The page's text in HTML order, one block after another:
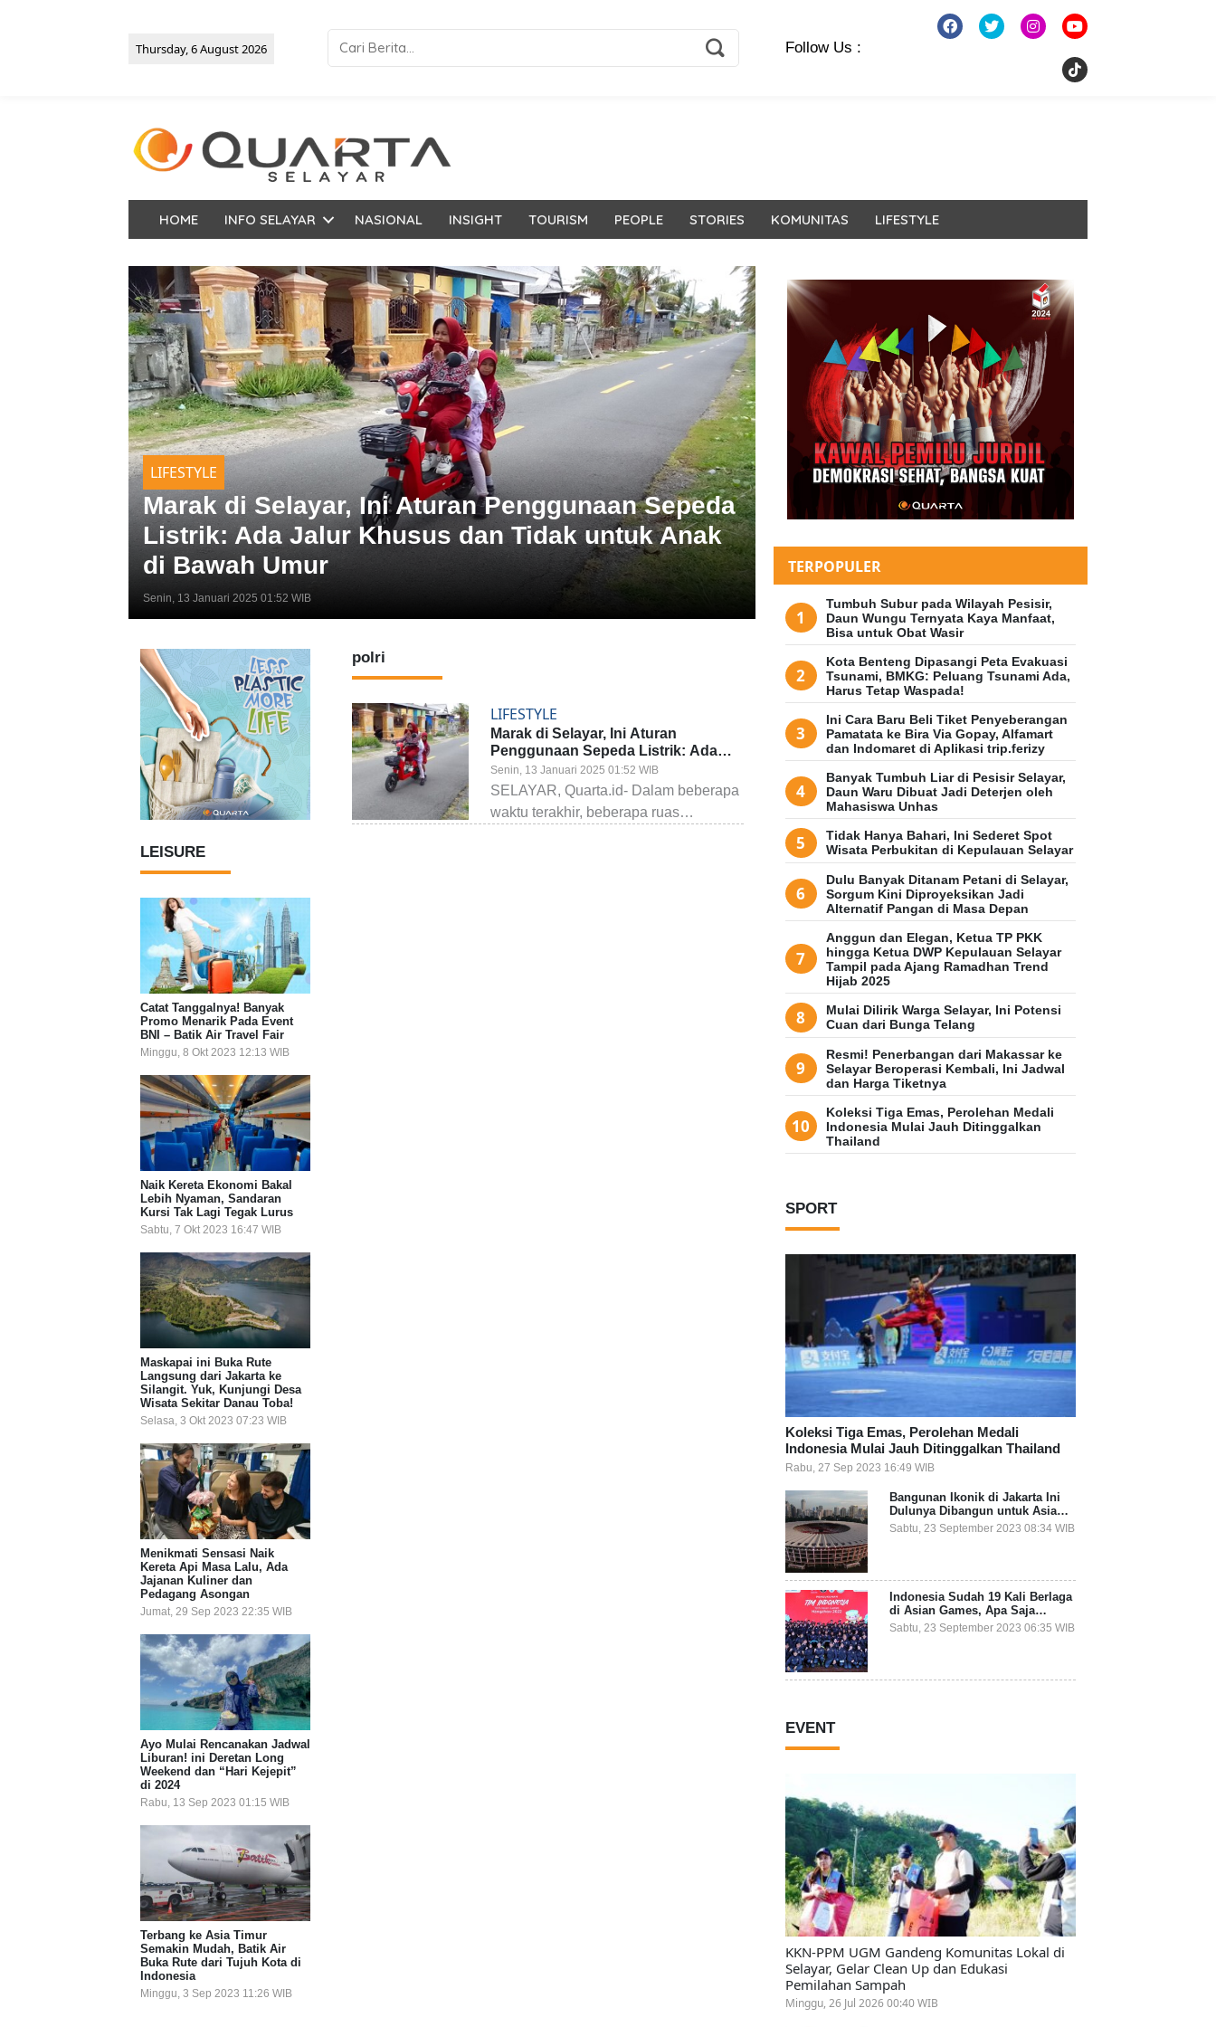
Thursday, 6 August 2026 Follow Us :
HOME INFO SELAYAR NASIONAL INSIGHT TOURISM PEOPLE STORIES KOMUNITAS LIFESTYLE
LIFESTYLE
Marak di Selayar, Ini Aturan Penggunaan Sepeda
Listrik: Ada Jalur Khusus dan Tidak untuk Anak
di Bawah Umur
Senin, 13 Januari 2025 01:52 WIB
LEISURE
Catat Tanggalnya! Banyak
Promo Menarik Pada Event
BNI – Batik Air Travel Fair
Minggu, 8 Okt 2023 12:13 WIB
Naik Kereta Ekonomi Bakal
Lebih Nyaman, Sandaran
Kursi Tak Lagi Tegak Lurus
Sabtu, 7 Okt 2023 16:47 WIB
Maskapai ini Buka Rute
Langsung dari Jakarta ke
Silangit. Yuk, Kunjungi Desa
Wisata Sekitar Danau Toba!
Selasa, 3 Okt 2023 07:23 WIB
Menikmati Sensasi Naik
Kereta Api Masa Lalu, Ada
Jajanan Kuliner dan
Pedagang Asongan
Jumat, 29 Sep 2023 22:35 WIB
Ayo Mulai Rencanakan Jadwal
Liburan! ini Deretan Long
Weekend dan “Hari Kejepit”
di 2024
Rabu, 13 Sep 2023 01:15 WIB
Terbang ke Asia Timur
Semakin Mudah, Batik Air
Buka Rute dari Tujuh Kota di
Indonesia
Minggu, 3 Sep 2023 11:26 WIB
polri
LIFESTYLE
Marak di Selayar, Ini Aturan
Penggunaan Sepeda Listrik: Ada
Jalur Khusus dan Tidak untuk Anak
di Bawah Umur
Senin, 13 Januari 2025 01:52 WIB
SELAYAR, Quarta.id- Dalam beberapa
waktu terakhir, beberapa ruas…
TERPOPULER
Tumbuh Subur pada Wilayah Pesisir,
Daun Wungu Ternyata Kaya Manfaat,
Bisa untuk Obat Wasir
Kota Benteng Dipasangi Peta Evakuasi
Tsunami, BMKG: Peluang Tsunami Ada,
Harus Tetap Waspada!
Ini Cara Baru Beli Tiket Penyeberangan
Pamatata ke Bira Via Gopay, Alfamart
dan Indomaret di Aplikasi trip.ferizy
Banyak Tumbuh Liar di Pesisir Selayar,
Daun Waru Dibuat Jadi Deterjen oleh
Mahasiswa Unhas
Tidak Hanya Bahari, Ini Sederet Spot
Wisata Perbukitan di Kepulauan Selayar
Dulu Banyak Ditanam Petani di Selayar,
Sorgum Kini Diproyeksikan Jadi
Alternatif Pangan di Masa Depan
Anggun dan Elegan, Ketua TP PKK
hingga Ketua DWP Kepulauan Selayar
Tampil pada Ajang Ramadhan Trend
Hijab 2025
Mulai Dilirik Warga Selayar, Ini Potensi
Cuan dari Bunga Telang
Resmi! Penerbangan dari Makassar ke
Selayar Beroperasi Kembali, Ini Jadwal
dan Harga Tiketnya
Koleksi Tiga Emas, Perolehan Medali
Indonesia Mulai Jauh Ditinggalkan
Thailand
SPORT
Koleksi Tiga Emas, Perolehan Medali
Indonesia Mulai Jauh Ditinggalkan Thailand
Rabu, 27 Sep 2023 16:49 WIB
Bangunan Ikonik di Jakarta Ini
Dulunya Dibangun untuk Asian
Games, Apa Saja?
Sabtu, 23 September 2023 08:34 WIB
Indonesia Sudah 19 Kali Berlaga
di Asian Games, Apa Saja
Prestasi Terbaiknya?
Sabtu, 23 September 2023 06:35 WIB
EVENT
KKN-PPM UGM Gandeng Komunitas Lokal di
Selayar, Gelar Clean Up dan Edukasi
Pemilahan Sampah
Minggu, 26 Jul 2026 00:40 WIB